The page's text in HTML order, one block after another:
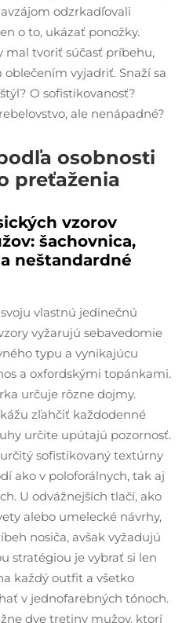
odzrkadľovali
o to, ukázať ponožky.
mal tvoriť súčasť príbehu,
vyjadriť. Snaží sa
O sofistikovanosť?
ale nenápadné?
osobnosti
preťaženia
vzorov
šachovnica,
neštandardné
vlastnú jedinečnú
vyžarujú sebavedomie
typu a vynikajúcu
a oxfordskými topánkami.
určuje rôzne dojmy.
zľahčiť každodenné
určite upútajú pozornosť.
sofistikovaný textúrny
ako v poloforálnych, tak aj
U odvážnejších tlačí, ako
alebo umelecké návrhy,
nosiča, avšak vyžadujú
stratégiou je vybrať si len
každý outfit a všetko
v jednofarebných tónoch.
dve tretiny mužov, ktorí